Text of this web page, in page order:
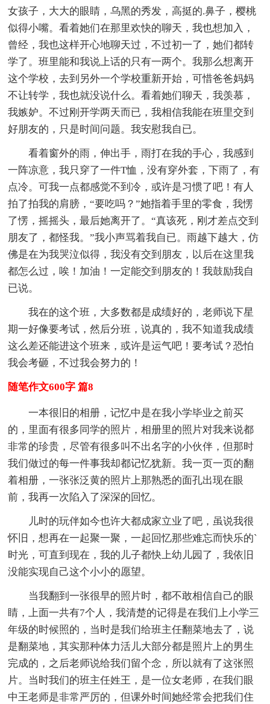
女孩子，大大的眼睛，乌黑的秀发，高挺的.鼻子，樱桃
似得小嘴。看着她们在那里欢快的聊天，我也想加入，
曾经，我也这样开心地聊天过，不过初一了，她们都转
学了。班里能和我说上话的只有一两个。我那么想离开
这个学校，去到另外一个学校重新开始，可惜爸爸妈妈
不让转学，我也就没说什么。看着她们聊天，我羡慕，
我嫉妒。不过刚开学两天而已，我相信我能在班里交到
好朋友的，只是时间问题。我安慰我自已。
看着窗外的雨，伸出手，雨打在我的手心，我感到
一阵凉意，我只穿了一件T恤，没有穿外套，下雨了，有
点冷。可我一点都感觉不到冷，或许是习惯了吧！有人
拍了拍我的肩膀，“要吃吗？”她指着手里的零食，我愣
了愣，摇摇头，最后她离开了。“真该死，刚才差点交到
朋友了，都怪我。”我小声骂着我自已。雨越下越大，仿
佛是在为我哭泣似得，我没有交到朋友，以后在这里我
都怎么过，唉！加油！一定能交到朋友的！我鼓励我自
已说。
我在的这个班，大多数都是成绩好的，老师说下星
期一好像要考试，然后分班，说真的，我不知道我成绩
这么差还能进这个班来，或许是运气吧！要考试？恐怕
我会考砸，不过我会努力的！
随笔作文600字 篇8
一本很旧的相册，记忆中是在我小学毕业之前买
的，里面有很多同学的照片，相册里的照片对我来说都
非常的珍贵，尽管有很多叫不出名字的小伙伴，但那时
我们做过的每一件事我却都记忆犹新。我一页一页的翻
着相册，一张张泛黄的照片上那熟悉的面孔出现在眼
前，我再一次陷入了深深的回忆。
儿时的玩伴如今也许大都成家立业了吧，虽说我很
怀旧，想再在一起聚一聚，一起回忆那些难忘而快乐的`
时光，可直到现在，我的儿子都快上幼儿园了，我依旧
没能实现自己这个小小的愿望。
当我翻到一张很早的照片时，都不敢相信自己的眼
睛，上面一共有7个人，我清楚的记得是在我们上小学三
年级的时候照的，当时是我们给班主任翻菜地去了，说
是翻菜地，其实那种体力活儿大部分都是照片上的男生
完成的，之后老师说给我们留个念，所以就有了这张照
片。当时我们的班主任姓王，是一位女老师，在我们眼
中王老师是非常严厉的，但课外时间她经常会把我们住